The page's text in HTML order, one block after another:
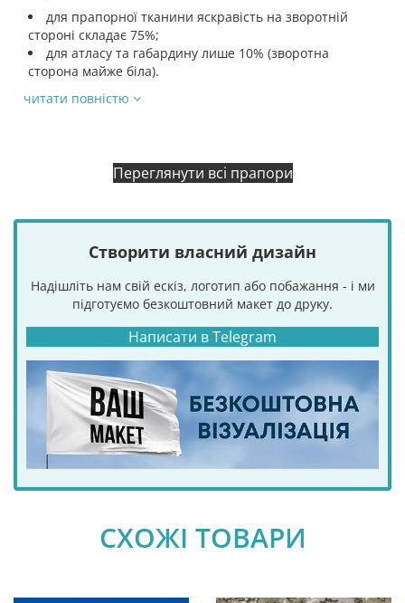
для прапорної тканини яскравість на зворотній
стороні складає 75%;
для атласу та габардину лише 10% (зворотна
сторона майже біла).
читати повністю
Переглянути всі прапори
Створити власний дизайн
Надішліть нам свій ескіз, логотип або побажання - і ми
підготуємо безкоштовний макет до друку.
Написати в Telegram
СХОЖІ ТОВАРИ